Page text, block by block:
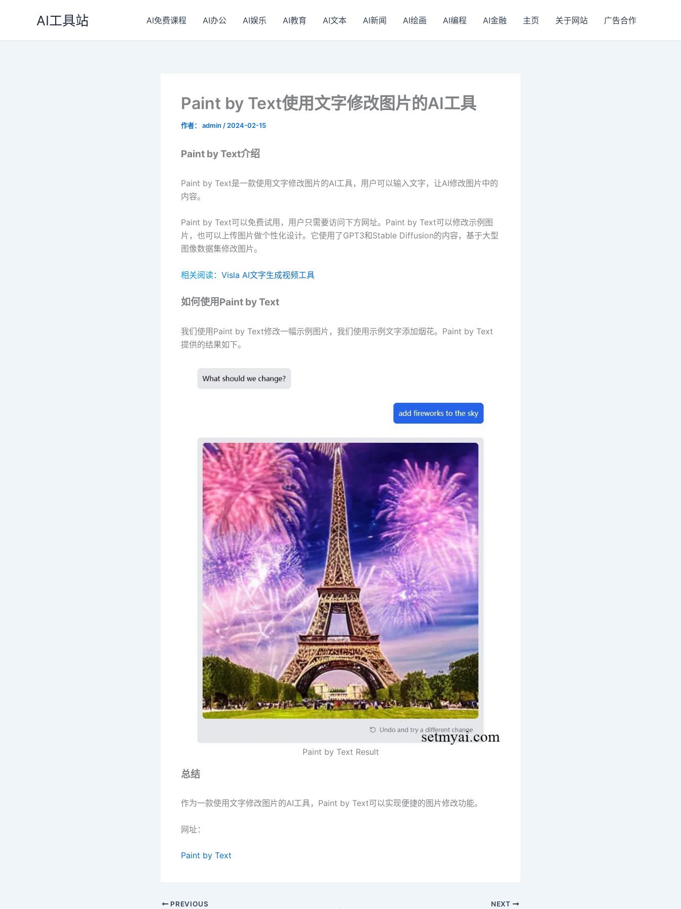
AI工具站 AI免费课程 AI办公 AI娱乐 AI教育 AI文本 AI新闻 AI绘画 AI编程 AI金融 主页 关于网站 广告合作
Paint by Text使用文字修改图片的AI工具
作者： admin / 2024-02-15
Paint by Text介绍
Paint by Text是一款使用文字修改图片的AI工具，用户可以输入文字，让AI修改图片中的
内容。
Paint by Text可以免费试用，用户只需要访问下方网址。Paint by Text可以修改示例图
片，也可以上传图片做个性化设计。它使用了GPT3和Stable Diffusion的内容，基于大型
图像数据集修改图片。
相关阅读： Visla AI文字生成视频工具
如何使用Paint by Text
我们使用Paint by Text修改一幅示例图片，我们使用示例文字添加烟花。Paint by Text
提供的结果如下。
Paint by Text Result
总结
作为一款使用文字修改图片的AI工具，Paint by Text可以实现便捷的图片修改功能。
网址：
Paint by Text
PREVIOUS NEXT